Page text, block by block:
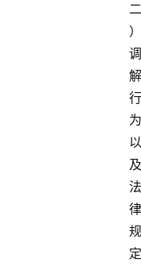
二
）
调
解
行
为
以
及
法
律
规
定